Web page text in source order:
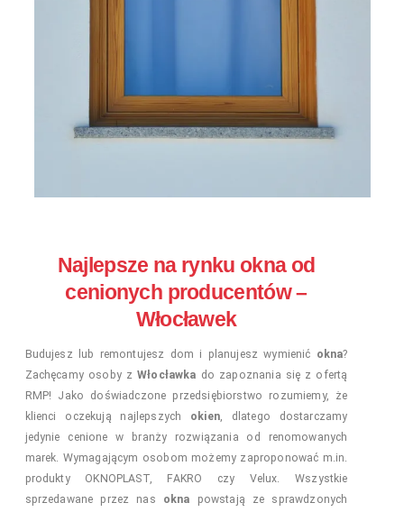
Najlepsze na rynku okna od
cenionych producentów –
Włocławek
Budujesz lub remontujesz dom i planujesz wymienić okna?
Zachęcamy osoby zWłocławka do zapoznania się z ofertą
RMP! Jako doświadczone przedsiębiorstwo rozumiemy, że
klienci oczekują najlepszych okien, dlatego dostarczamy
jedynie cenione w branży rozwiązania od renomowanych
marek. Wymagającym osobom możemy zaproponować m.in.
produkty OKNOPLAST, FAKRO czy Velux. Wszystkie
sprzedawane przez nas okna powstają ze sprawdzonych